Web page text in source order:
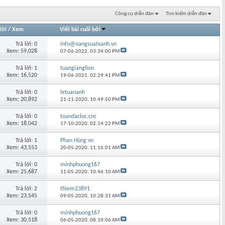
Công cụ diễn đàn Tìm kiếm diễn đàn
/ Xem Viết bài cuối bởi
Trả lời: 0
Xem: 59,028
info@nangsuatxanh.vn
07-06-2022,03:34:00 PM
Trả lời: 1
Xem: 16,520
tuangianglion
19-06-2021,02:29:41 PM
Trả lời: 0
Xem: 20,892
letuananh
21-11-2020, 10:49:50 PM
Trả lời: 0
Xem: 18,042
toandacloc.cnc
17-10-2020,02:14:22 PM
Trả lời: 1
Xem: 43,553
Phan Hùng vn
20-05-2020, 11:16:01 AM
Trả lời: 0
Xem: 25,687
minhphuong167
11-05-2020, 10:46:10 AM
Trả lời: 2
Xem: 23,545
thiem23891
09-05-2020, 10:28:31 AM
Trả lời: 0
Xem: 30,518
minhphuong167
06-05-2020,08:10:06 AM